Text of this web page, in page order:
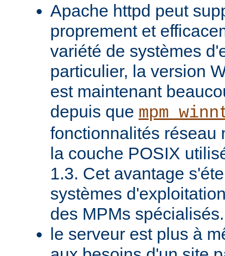
Apache httpd peut
proprement et
variété de systèmes
particulier, la version
est maintenant
depuis que
fonctionnalités réseau
la couche POSIX
1.3. Cet avantage
systèmes
des MPMs spécialisés.
le serveur est plus à